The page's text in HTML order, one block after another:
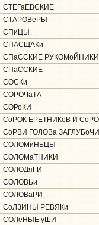
СТЕГаЕВСКИЕ
СТАРОВеРЫ
СПиЦЫ
СПАСЩАКи
СПаССКИЕ РУКОМоЙНИКИ
СПаССКИЕ
СОСКи
СОРОЧаТА
СОРоКИ
СоРОК ЕРЕТНИКоВ И
СоРВИ ГОЛОВа
СОЛОМиНЬЦЫ
СОЛОМаТНИКИ
СОЛОДяГИ
СОЛОВЬи
СОЛОВаРИ
СоЛЗИНЫ РЕВЯКи
СОЛёНЫЕ уШИ